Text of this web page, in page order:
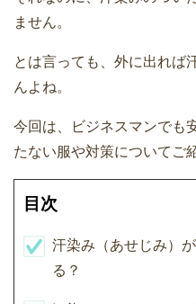
ません。
とは言っても、外に出れば
んよね。
今回は、ビジネスマンでも
たない服や対策についてご
目次
汗染み（あせじみ）
る？